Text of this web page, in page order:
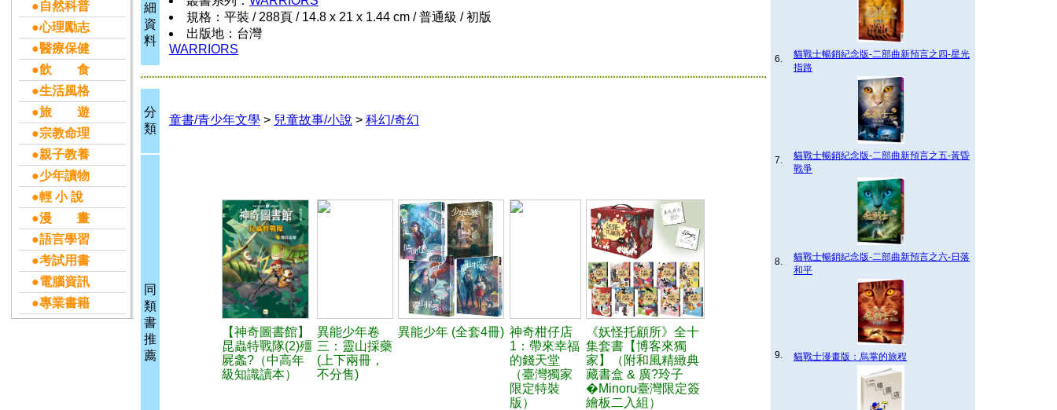
●自然科普
●心理勵志
●醫療保健
●飲 食
●生活風格
●旅 遊
●宗教命理
●親子教養
●少年讀物
●輕 小 說
●漫 畫
●語言學習
●考試用書
●電腦資訊
●專業書籍
細
資
料
規格：平裝 / 288頁 / 14.8 x 21 x 1.44 cm / 普通級 / 初版
出版地：台灣
WARRIORS
分
類
童書/青少年文學 > 兒童故事/小說 > 科幻/奇幻
同
類
書
推
薦
【神奇圖書館】
昆蟲特戰隊(2)殭
屍螽?（中高年
級知識讀本）
異能少年卷
三：靈山採藥
(上下兩冊，
不分售)
異能少年 (全套4冊) 神奇柑仔店
1：帶來幸福
的錢天堂
（臺灣獨家
限定特裝
版）
《妖怪托顧所》全十
集套書【博客來獨
家】（附和風精緻典
藏書盒 & 廣?玲子
�Minoru臺灣限定簽
繪板二入組）
6.
貓戰士暢銷紀念版-二部曲新預言之四-星光
指路
7.
貓戰士暢銷紀念版-二部曲新預言之五-黃昏
戰爭
8.
貓戰士暢銷紀念版-二部曲新預言之六-日落
和平
9. 貓戰士漫畫版：烏掌的旅程